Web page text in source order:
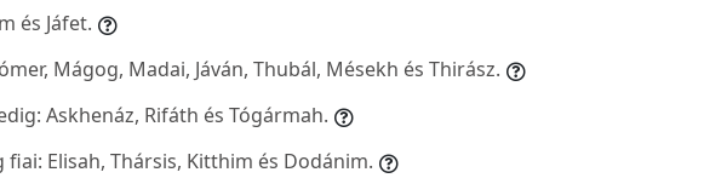
és Jáfet.
Mágog, Madai, Jáván, Thubál, Mésekh és Thirász.
Askhenáz, Rifáth és Tógármah.
fiai: Elisah, Thársis, Kitthim és Dodánim.